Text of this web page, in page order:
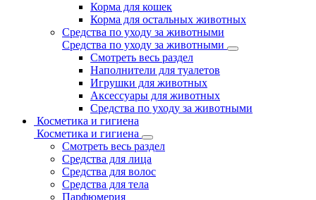
Корма для кошек
Корма для остальных животных
Средства по уходу за животными
Средства по уходу за животными
Смотреть весь раздел
Наполнители для туалетов
Игрушки для животных
Аксессуары для животных
Средства по уходу за животными
Косметика и гигиена
Косметика и гигиена
Смотреть весь раздел
Средства для лица
Средства для волос
Средства для тела
Парфюмерия